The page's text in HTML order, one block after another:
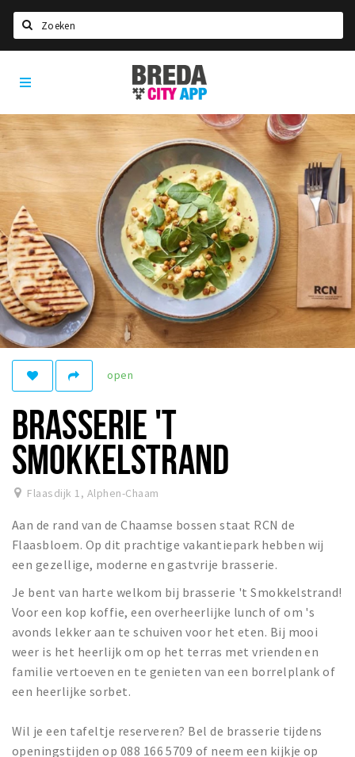
Home
Agenda
Deals
Party pics
Nieuws, interviews & blogs
Eten
Drinken
Slapen
Recreatief
Winkels
Winkelgebieden
Bezienswaardigheden
Musea, theaters & podia
Uitjes & activiteiten
Toeristische routes
Natuurgebieden
Baroniepoorten
Sport
Privacy
Inloggen
Breda
City
App
open
BRASSERIE 'T
SMOKKELSTRAND
Flaasdijk 1, Alphen-Chaam
Aan de rand van de Chaamse bossen staat RCN de
Flaasbloem. Op dit prachtige vakantiepark hebben wij
een gezellige, moderne en gastvrije brasserie.
Je bent van harte welkom bij brasserie 't Smokkelstrand!
Voor een kop koffie, een overheerlijke lunch of om 's
avonds lekker aan te schuiven voor het eten. Bij mooi
weer is het heerlijk om op het terras met vrienden en
familie vertoeven en te genieten van een borrelplank of
een heerlijke sorbet.
Wil je een tafeltje reserveren? Bel de brasserie tijdens
openingstijden op 088 166 5709 of neem een kijkje op